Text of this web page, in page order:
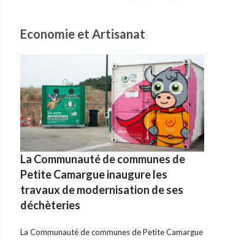
Economie et Artisanat
La Communauté de communes de
Petite Camargue inaugure les
travaux de modernisation de ses
déchèteries
La Communauté de communes de Petite Camargue